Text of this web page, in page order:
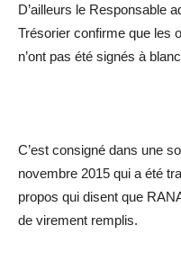
D’ailleurs le Responsable
Trésorier confirme que les
n’ont pas été signés à
C’est consigné dans une
novembre 2015 qui a été
propos qui disent que
de virement remplis.